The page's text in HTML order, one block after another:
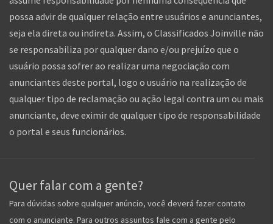
possa advir de qualquer relação entre usuários e anunciantes,
seja ela direta ou indireta. Assim, o Classificados Joinville não
se responsabiliza por qualquer dano e/ou prejuízo que o
usuário possa sofrer ao realizar uma negociação com
anunciantes deste portal, logo o usuário na realização de
qualquer tipo de reclamação ou ação legal contra um ou mais
anunciante, deve eximir de qualquer tipo de responsabilidade
o portal e seus funcionários.
Quer falar com a gente?
Para dúvidas sobre qualquer anúncio, você deverá fazer contato
com o anunciante. Para outros assuntos fale com a gente pelo